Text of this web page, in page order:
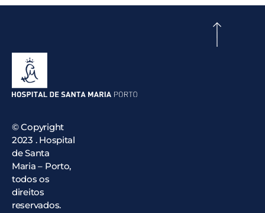
© Copyright
2023 . Hospital
de Santa
Maria – Porto,
todos os
direitos
reservados.